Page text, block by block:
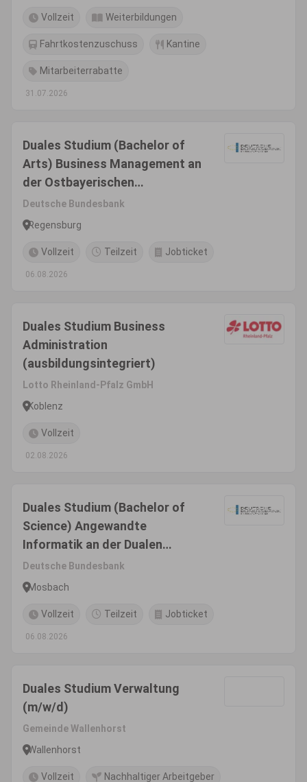
Vollzeit Weiterbildungen
Fahrtkostenzuschuss Kantine
Mitarbeiterrabatte
31.07.2026
Duales Studium (Bachelor of
Arts) Business Management an
der Ostbayerischen
Technischen Hochschule
(OTH) in Regensburg
Deutsche Bundesbank
Regensburg
Vollzeit Teilzeit Jobticket
06.08.2026
Duales Studium Business
Administration
(ausbildungsintegriert)
Lotto Rheinland-Pfalz GmbH
Koblenz
Vollzeit
02.08.2026
Duales Studium (Bachelor of
Science) Angewandte
Informatik an der Dualen
Hochschule Baden-
Württemberg (DHBW) in
Deutsche Bundesbank
Mosbach
Vollzeit Teilzeit Jobticket
06.08.2026
Duales Studium Verwaltung
(m/w/d)
Gemeinde Wallenhorst
Wallenhorst
Vollzeit Nachhaltiger Arbeitgeber